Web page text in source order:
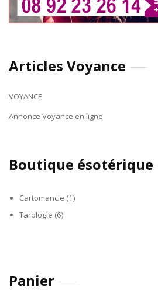
Articles Voyance
VOYANCE
Annonce Voyance en ligne
Boutique ésotérique
Cartomancie (1)
Tarologie (6)
Panier